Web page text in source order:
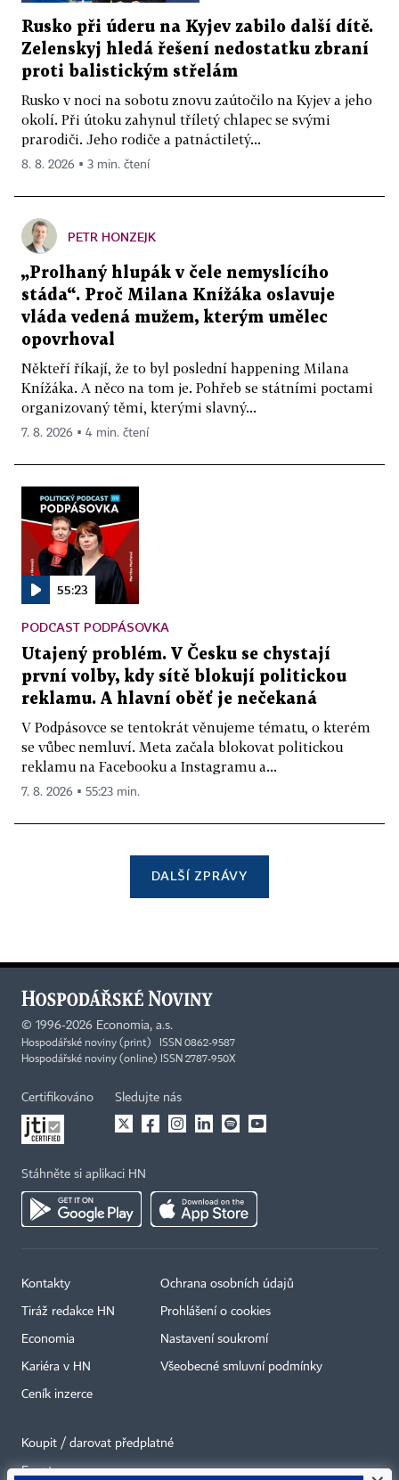
Rusko při úderu na Kyjev zabilo další dítě.
Zelenskyj hledá řešení nedostatku zbraní
proti balistickým střelám
Rusko v noci na sobotu znovu zaútočilo na Kyjev a jeho
okolí. Při útoku zahynul tříletý chlapec se svými
prarodiči. Jeho rodiče a patnáctiletý...
8. 8. 2026 ▪ 3 min. čtení
PETR HONZEJK
„Prolhaný hlupák v čele nemyslícího
stáda“. Proč Milana Knížáka oslavuje
vláda vedená mužem, kterým umělec
opovrhoval
Někteří říkají, že to byl poslední happening Milana
Knížáka. A něco na tom je. Pohřeb se státními poctami
organizovaný těmi, kterými slavný...
7. 8. 2026 ▪ 4 min. čtení
55:23
PODCAST PODPÁSOVKA
Utajený problém. V Česku se chystají
první volby, kdy sítě blokují politickou
reklamu. A hlavní oběť je nečekaná
V Podpásovce se tentokrát věnujeme tématu, o kterém
se vůbec nemluví. Meta začala blokovat politickou
reklamu na Facebooku a Instagramu a...
7. 8. 2026 ▪ 55:23 min.
DALŠÍ ZPRÁVY
© 1996-2026 Economia, a.s.
Hospodářské noviny (print) ISSN 0862-9587
Hospodářské noviny (online) ISSN 2787-950X
Certifikováno Sledujte nás
Stáhněte si aplikaci HN
Kontakty
Tiráž redakce HN
Economia
Kariéra v HN
Ceník inzerce
Ochrana osobních údajů
Prohlášení o cookies
Nastavení soukromí
Všeobecné smluvní podmínky
Koupit / darovat předplatné
Eventy